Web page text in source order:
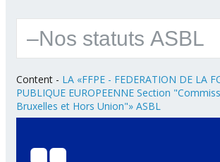
Content - LA «FFPE - FEDERATION DE LA
PUBLIQUE EUROPEENNE Section
Bruxelles et Hors Union"» ASBL